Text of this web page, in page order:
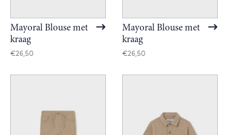
Mayoral Blouse met
kraag
€26,50
Mayoral Blouse met
kraag
€26,50